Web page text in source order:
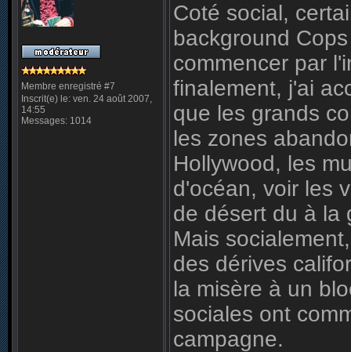
Membre enregistré #7
Inscrit(e) le: ven. 24 août 2007,
14:55
Messages: 1014
Coté social,
background
commencer par
finalement, j'ai
que les grands
les zones
Hollywood, les
d'océan, voir les
de désert du à la
Mais
des dérives
la misère à un
sociales ont
campagne.